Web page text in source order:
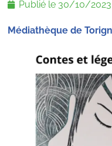
Publié le 30/10/2023
Médiathèque de